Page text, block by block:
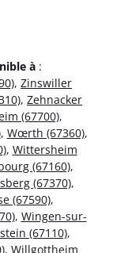
à :
, Zinswiller
, Zehnacker
(67700),
, Wœrth (67360),
, Wittersheim
(67160),
(67370),
(67590),
, Wingen-sur-
(67110),
, Willgottheim